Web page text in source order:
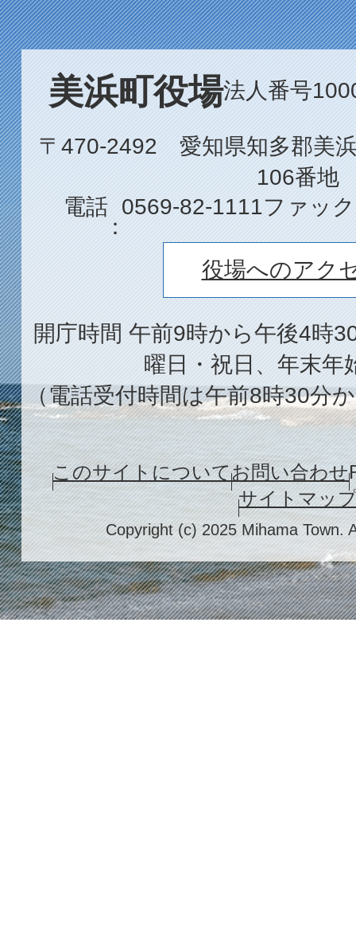
美浜町役場法人番号
〒470-2492 愛知県知多郡美
106番地
電話
0569-82-1111ファッ
役場へのアク
開庁時間 午前9時から午後4時
曜日・祝日、年末年
（電話受付時間は午前8時30分
このサイトについてお問い合わせ
サイトマッ
Copyright (c) 2025 Mihama Town.